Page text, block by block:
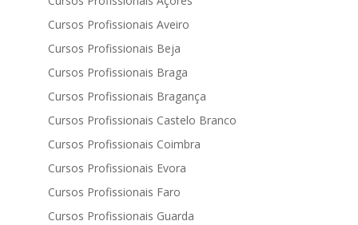
Cursos Profissionais Aveiro
Cursos Profissionais Beja
Cursos Profissionais Braga
Cursos Profissionais Bragança
Cursos Profissionais Castelo Branco
Cursos Profissionais Coimbra
Cursos Profissionais Evora
Cursos Profissionais Faro
Cursos Profissionais Guarda